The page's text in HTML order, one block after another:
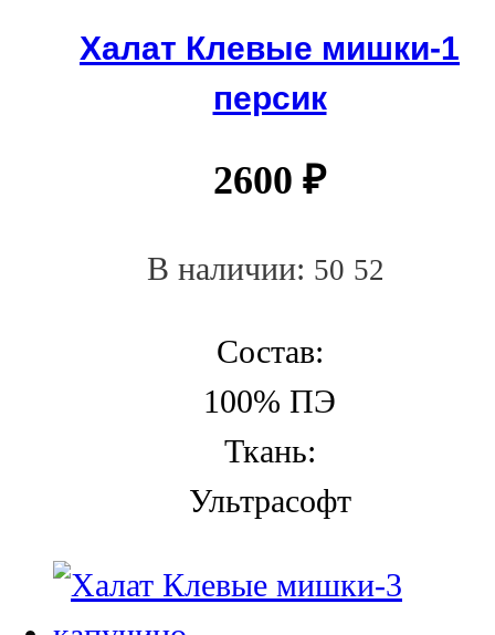
Халат Клевые мишки-1
персик
2600 ₽
В наличии: 50 52
Состав:
100% ПЭ
Ткань:
Ультрасофт